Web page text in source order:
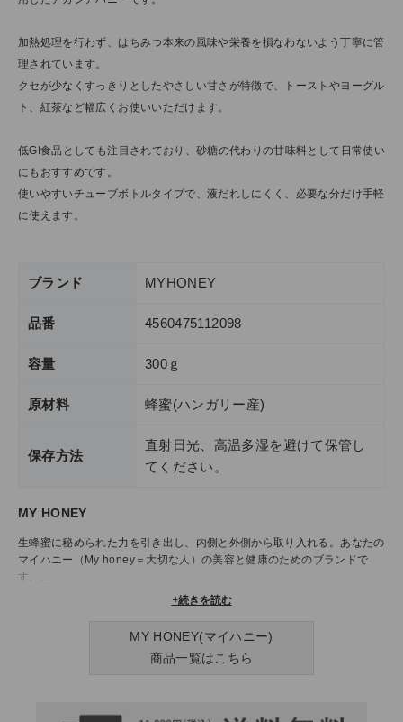
特集
ご利用ガイド
ショップリスト
加熱処理を行わず、はちみつ本来の風味や栄養を損なわないよう丁寧に管
理されています。
クセが少なくすっきりとしたやさしい甘さが特徴で、トーストやヨーグル
ト、紅茶など幅広くお使いいただけます。
低GI食品としても注目されており、砂糖の代わりの甘味料として日常使い
にもおすすめです。
使いやすいチューブボトルタイプで、液だれしにくく、必要な分だけ手軽
に使えます。
ブランド MYHONEY
品番 4560475112098
容量 300ｇ
原材料 蜂蜜(ハンガリー産)
保存方法
直射日光、高温多湿を避けて保管し
てください。
MY HONEY
生蜂蜜に秘められた力を引き出し、内側と外側から取り入れる。あなたの
マイハニー（My honey＝大切な人）の美容と健康のためのブランドで
す。
マイハニーは、はちみつを毎日の生活に取り入れる、ハチ活ライフスタイ
+続きを読む
MY HONEY(マイハニー)
商品一覧はこちら